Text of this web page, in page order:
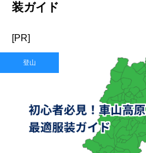
装ガイド
[PR]
登山